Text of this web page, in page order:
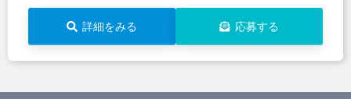
詳細をみる 応募する